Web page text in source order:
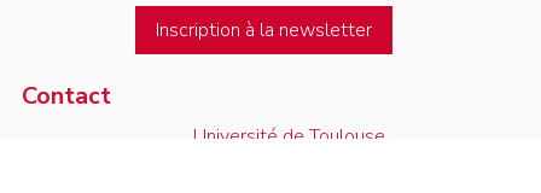
Inscription à la newsletter
Contact
Université de Toulouse